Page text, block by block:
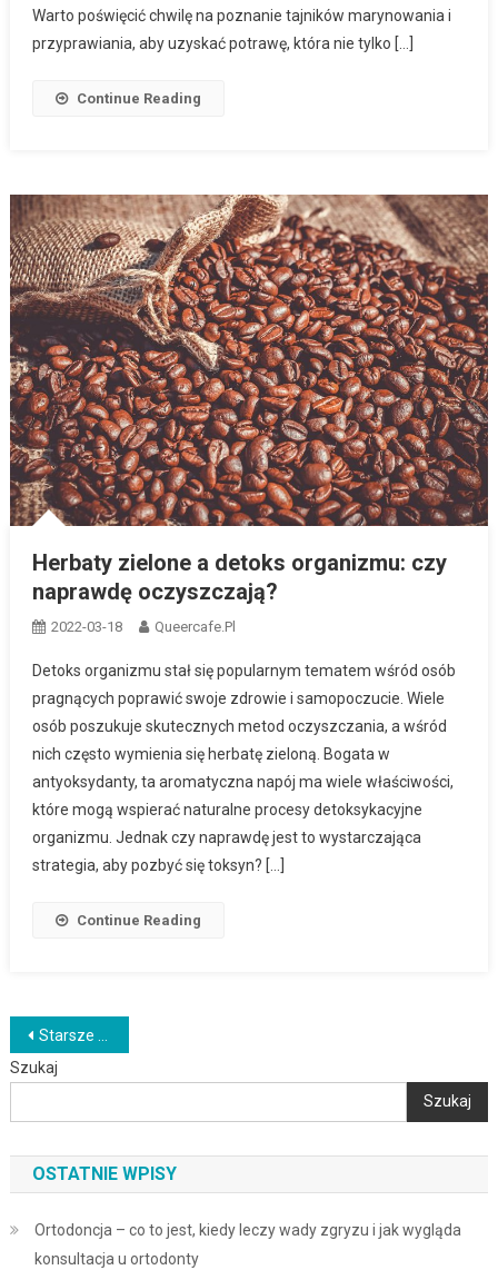
Warto poświęcić chwilę na poznanie tajników marynowania i
przyprawiania, aby uzyskać potrawę, która nie tylko […]
Continue Reading
Herbaty zielone a detoks organizmu: czy
naprawdę oczyszczają?
2022-03-18 Queercafe.pl
Detoks organizmu stał się popularnym tematem wśród osób
pragnących poprawić swoje zdrowie i samopoczucie. Wiele
osób poszukuje skutecznych metod oczyszczania, a wśród
nich często wymienia się herbatę zieloną. Bogata w
antyoksydanty, ta aromatyczna napój ma wiele właściwości,
które mogą wspierać naturalne procesy detoksykacyjne
organizmu. Jednak czy naprawdę jest to wystarczająca
strategia, aby pozbyć się toksyn? […]
Continue Reading
Nawigacja
po
wpisach
Starsze wpisy
Szukaj
Szukaj
OSTATNIE WPISY
Ortodoncja – co to jest, kiedy leczy wady zgryzu i jak wygląda
konsultacja u ortodonty